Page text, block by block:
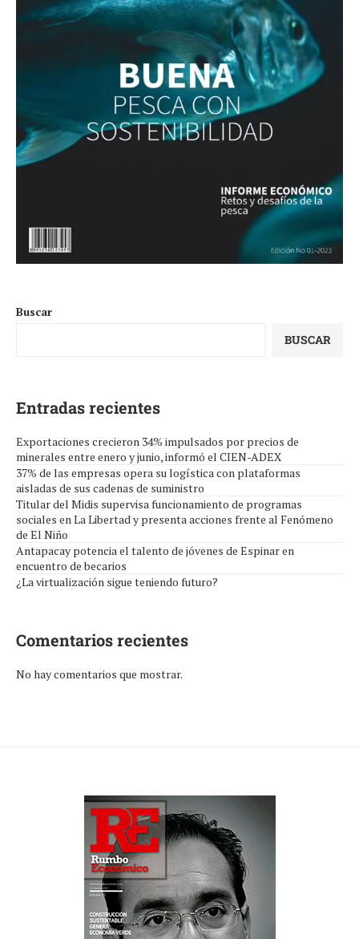
Buscar
BUSCAR
Entradas recientes
Exportaciones crecieron 34% impulsados por precios de
minerales entre enero y junio, informó el CIEN-ADEX
37% de las empresas opera su logística con plataformas
aisladas de sus cadenas de suministro
Titular del Midis supervisa funcionamiento de programas
sociales en La Libertad y presenta acciones frente al Fenómeno
de El Niño
Antapacay potencia el talento de jóvenes de Espinar en
encuentro de becarios
¿La virtualización sigue teniendo futuro?
Comentarios recientes
No hay comentarios que mostrar.